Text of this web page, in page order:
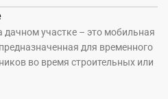
дачном участке – это мобильная
для временного
во время строительных или